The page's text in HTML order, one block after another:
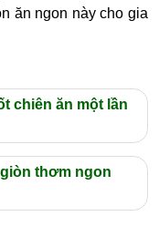
ăn ngon này cho gia
chiên ăn một lần
thơm ngon